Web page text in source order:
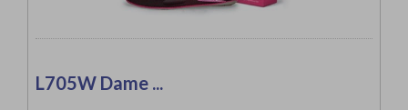
L705W Dame ...